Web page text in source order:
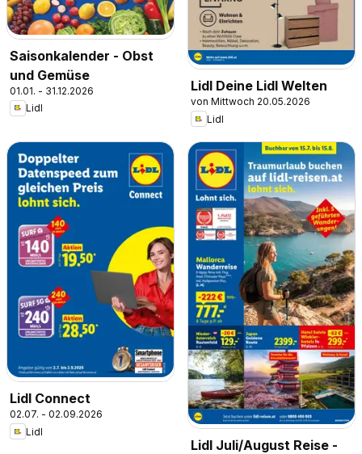
Saisonkalender - Obst
und Gemüse
01.01. - 31.12.2026
Lidl
Lidl Deine Lidl Welten
von Mittwoch 20.05.2026
Lidl
Lidl Connect
02.07. - 02.09.2026
Lidl
Lidl Juli/August Reise -